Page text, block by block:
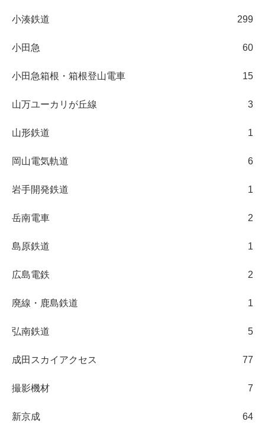
小湊鉄道 299
小田急 60
小田急箱根・箱根登山電車 15
山万ユーカリが丘線 3
山形鉄道 1
岡山電気軌道 6
岩手開発鉄道 1
岳南電車 2
島原鉄道 1
広島電鉄 2
廃線・鹿島鉄道 1
弘南鉄道 5
成田スカイアクセス 77
撮影機材 7
新京成 64